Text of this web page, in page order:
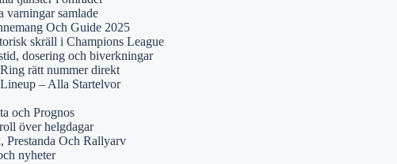
samlade
Och Guide 2025
skräll i Champions League
dosering och biverkningar
rätt nummer direkt
– Alla Startelvor
och Prognos
över helgdagar
Och Rallyarv
nyheter